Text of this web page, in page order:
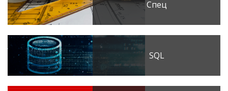
Спец
SQL